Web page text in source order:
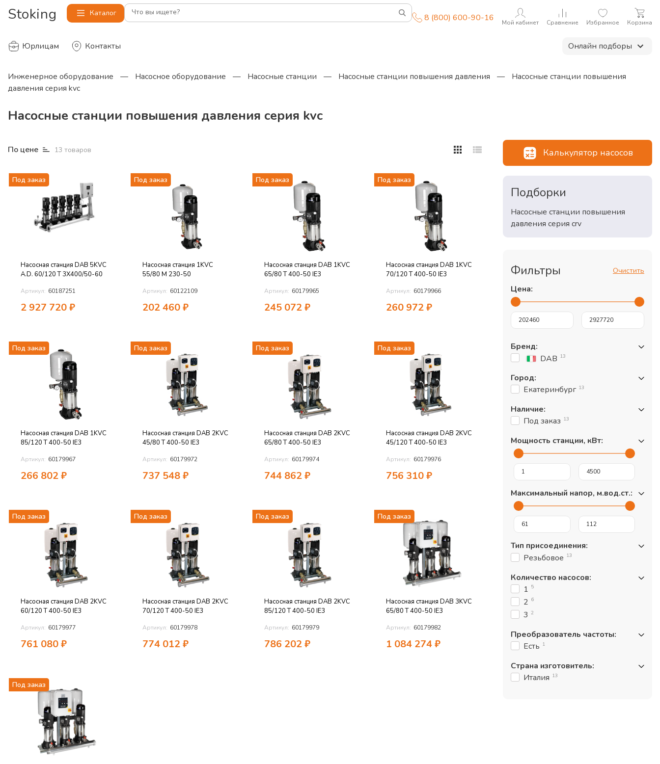
Stoking Каталог Что вы ищете? 8 (800) 600-90-16 Мой кабинет Сравнение Избранное Корзина
Юрлицам Контакты Онлайн подборы
Инженерное оборудование — Насосное оборудование — Насосные станции — Насосные станции повышения давления —
Насосные станции повышения
давления серия kvc
Насосные станции повышения давления серия kvc
По цене 13 товаров
Под заказ
Насосная станция DAB 5KVC
A.D. 60/120 T 3X400/50-60
Артикул: 60187251
2 927 720₽
Под заказ
Насосная станция 1KVC
55/80 M 230-50
Артикул: 60122109
202 460₽
Под заказ
Насосная станция DAB 1KVC
65/80 T 400-50 IE3
Артикул: 60179965
245 072₽
Под заказ
Насосная станция DAB 1KVC
70/120 T 400-50 IE3
Артикул: 60179966
260 972₽
Под заказ
Насосная станция DAB 1KVC
85/120 T 400-50 IE3
Артикул: 60179967
266 802₽
Под заказ
Насосная станция DAB 2KVC
45/80 T 400-50 IE3
Артикул: 60179972
737 548₽
Под заказ
Насосная станция DAB 2KVC
65/80 T 400-50 IE3
Артикул: 60179974
744 862₽
Под заказ
Насосная станция DAB 2KVC
45/120 T 400-50 IE3
Артикул: 60179976
756 310₽
Под заказ
Насосная станция DAB 2KVC
60/120 T 400-50 IE3
Артикул: 60179977
761 080₽
Под заказ
Насосная станция DAB 2KVC
70/120 T 400-50 IE3
Артикул: 60179978
774 012₽
Под заказ
Насосная станция DAB 2KVC
85/120 T 400-50 IE3
Артикул: 60179979
786 202₽
Под заказ
Насосная станция DAB 3KVC
65/80 T 400-50 IE3
Артикул: 60179982
1 084 274₽
Под заказ
Калькулятор насосов
Подборки
Насосные станции повышения
давления серия crv
Фильтры Очистить
Цена:
Бренд:
DAB 13
Город:
Екатеринбург 13
Наличие:
Под заказ 13
Мощность станции, кВт:
Максимальный напор, м.вод.ст.:
Тип присоединения:
Резьбовое 13
Количество насосов:
1 5
2 6
3 2
Преобразователь частоты:
Есть 1
Страна изготовитель:
Италия 13